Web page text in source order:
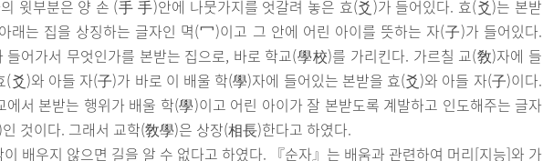
윗부분은 양 손 (手 手)안에 나뭇가지를 엇갈려 놓은 효(爻)가 들어있다. 효(爻)는 본받
래는 집을 상징하는 글자인 멱(冖)이고 그 안에 어린 아이를 뜻하는 자(子)가 들어있다.
들어가서 무엇인가를 본받는 집으로, 바로 학교(學校)를 가리킨다. 가르칠 교(敎)자에 들
(爻)와 아들 자(子)가 바로 이 배울 학(學)자에 들어있는 본받을 효(爻)와 아들 자(子)이다.
에서 본받는 행위가 배울 학(學)이고 어린 아이가 잘 본받도록 계발하고 인도해주는 글자
것이다. 그래서 교학(敎學)은 상장(相長)한다고 하였다.
이 배우지 않으면 길을 알 수 없다고 하였다. 『순자』는 배움과 관련하여 머리[지능]와 가